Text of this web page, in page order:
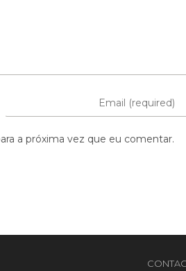
a próxima vez que eu comentar.